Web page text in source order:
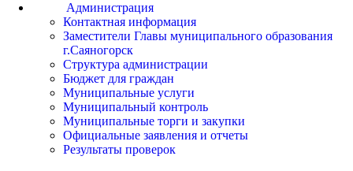
Администрация
Контактная информация
Заместители Главы муниципального образования
г.Саяногорск
Структура администрации
Бюджет для граждан
Муниципальные услуги
Муниципальный контроль
Муниципальные торги и закупки
Официальные заявления и отчеты
Результаты проверок